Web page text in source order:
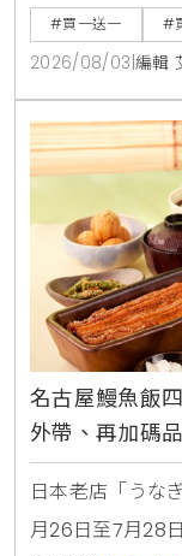
週三好友日更祭
#買一送一 #
2026/08/03 編輯
名古屋鰻魚飯
外帶、再加碼
日本老店「うな
月26日至7月28